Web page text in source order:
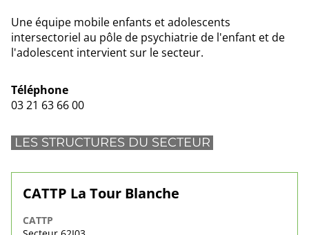
Une équipe mobile enfants et adolescents
intersectoriel au pôle de psychiatrie de l'enfant et de
l'adolescent intervient sur le secteur.
Téléphone
03 21 63 66 00
LES STRUCTURES DU SECTEUR
CATTP La Tour Blanche
CATTP